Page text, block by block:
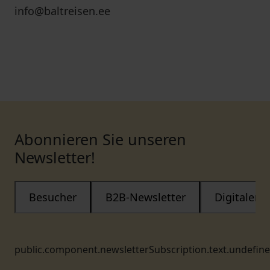
info@baltreisen.ee
Abonnieren Sie unseren
Newsletter!
Besucher B2B-Newsletter Digitaler